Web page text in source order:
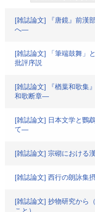
[雑誌論文] 『唐鏡』前漢
へ―
[雑誌論文] 「筆端鼓舞」
批評序説
[雑誌論文] 『楢葉和歌集
和歌断章―
[雑誌論文] 日本文学と鸚
て―
[雑誌論文] 宗砌における
[雑誌論文] 西行の朗詠集
[雑誌論文] 抄物研究から